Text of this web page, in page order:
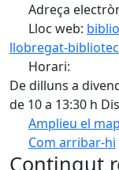
Adreça
Lloc web:
llobregat-
Horari:
De dilluns a
de 10 a 13:30 h
Amplieu el
Com arribar-hi
Contingut